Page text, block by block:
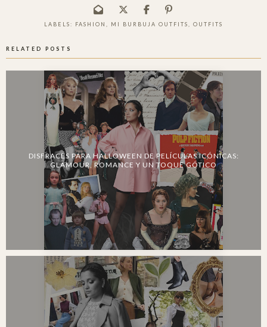
LABELS: FASHION MI BURBUJA OUTFITS OUTFITS
RELATED POSTS
DISFRACES PARA HALLOWEEN DE PELÍCULAS ICÓNICAS:
GLAMOUR, ROMANCE Y UN TOQUE GÓTICO